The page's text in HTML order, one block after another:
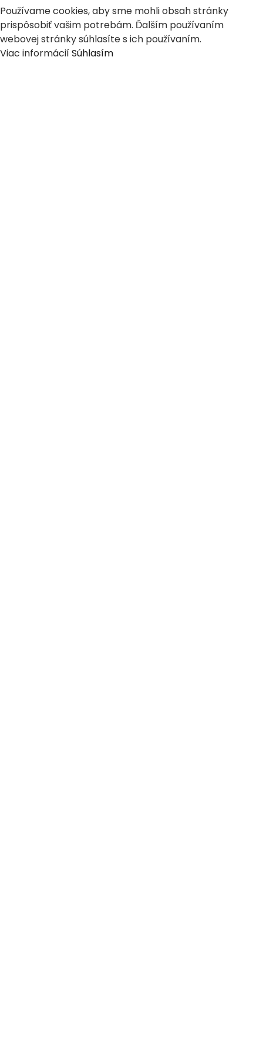
Používame cookies, aby sme mohli obsah stránky
prispôsobiť vašim potrebám. Ďalším používaním
webovej stránky súhlasíte s ich používaním.
Viac informáciíSúhlasím